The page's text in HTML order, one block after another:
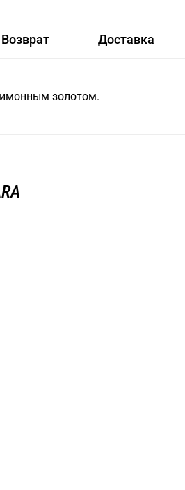
Возврат Доставка
золотом.